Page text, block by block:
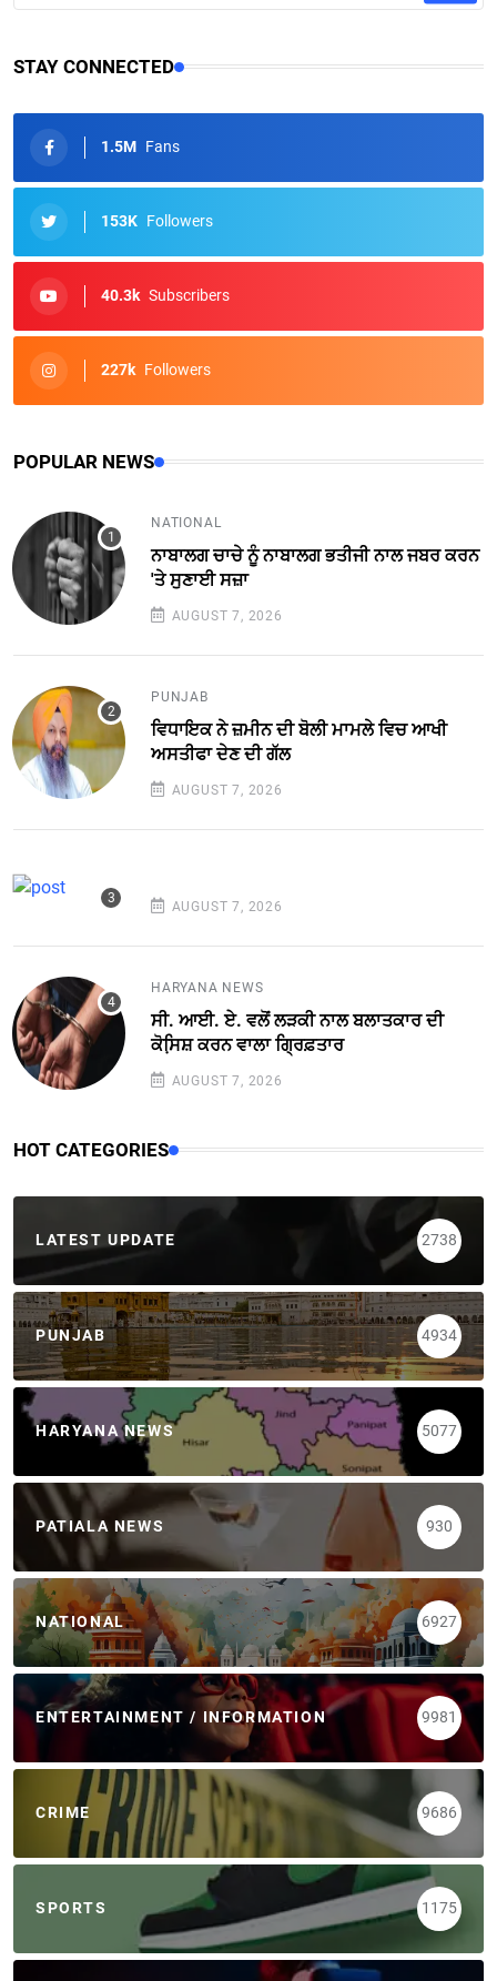
STAY CONNECTED
1.5M Fans
153K Followers
40.3k Subscribers
227k Followers
POPULAR NEWS
NATIONAL
ਨਾਬਾਲਗ ਚਾਚੇ ਨੂੰ ਨਾਬਾਲਗ ਭਤੀਜੀ ਨਾਲ ਜਬਰ ਕਰਨ
'ਤੇ ਸੁਣਾਈ ਸਜ਼ਾ
AUGUST 7, 2026
PUNJAB
ਵਿਧਾਇਕ ਨੇ ਜ਼ਮੀਨ ਦੀ ਬੋਲੀ ਮਾਮਲੇ ਵਿਚ ਆਖੀ
ਅਸਤੀਫਾ ਦੇਣ ਦੀ ਗੱਲ
AUGUST 7, 2026
AUGUST 7, 2026
HARYANA NEWS
ਸੀ. ਆਈ. ਏ. ਵਲੋਂ ਲੜਕੀ ਨਾਲ ਬਲਾਤਕਾਰ ਦੀ
ਕੋਸਿ਼ਸ਼ ਕਰਨ ਵਾਲਾ ਗ੍ਰਿਫ਼ਤਾਰ
AUGUST 7, 2026
HOT CATEGORIES
LATEST UPDATE 2738
PUNJAB 4934
HARYANA NEWS 5077
PATIALA NEWS 930
NATIONAL 6927
ENTERTAINMENT / INFORMATION 9981
CRIME 9686
SPORTS 1175